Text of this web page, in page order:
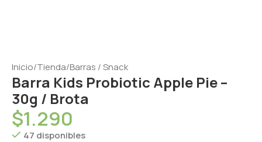
Inicio/Tienda/Barras / Snack
Barra Kids Probiotic Apple Pie –
30g / Brota
$1.290
47 disponibles